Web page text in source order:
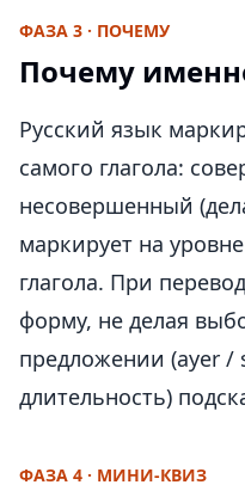
ФАЗА 3 · ПОЧЕМУ
Почему
Русский язык
самого глагола:
несовершенный
маркирует на
глагола. При
форму, не делая
предложении (ayer /
длительность)
ФАЗА 4 · МИНИ-КВИЗ